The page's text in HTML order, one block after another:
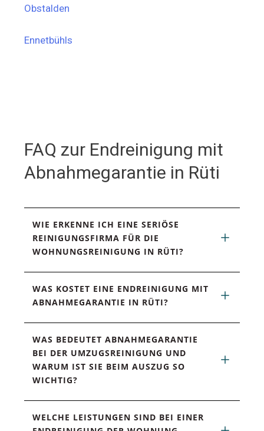
Obstalden
Ennetbühls
FAQ zur Endreinigung mit
Abnahmegarantie in Rüti
WIE ERKENNE ICH EINE SERIÖSE
REINIGUNGSFIRMA FÜR DIE
WOHNUNGSREINIGUNG IN RÜTI?
WAS KOSTET EINE ENDREINIGUNG MIT
ABNAHMEGARANTIE IN RÜTI?
WAS BEDEUTET ABNAHMEGARANTIE
BEI DER UMZUGSREINIGUNG UND
WARUM IST SIE BEIM AUSZUG SO
WICHTIG?
WELCHE LEISTUNGEN SIND BEI EINER